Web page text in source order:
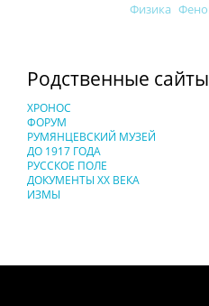
Физика
Родственные сайты
ХРОНОС
ФОРУМ
РУМЯНЦЕВСКИЙ МУЗЕЙ
ДО 1917 ГОДА
РУССКОЕ ПОЛЕ
ДОКУМЕНТЫ XX ВЕКА
ИЗМЫ